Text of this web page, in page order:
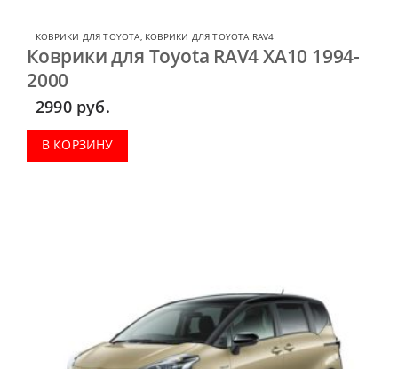
КОВРИКИ ДЛЯ TOYOTA КОВРИКИ ДЛЯ TOYOTA RAV4
Коврики для Toyota RAV4 XA10 1994-
2000
2990 руб.
В КОРЗИНУ